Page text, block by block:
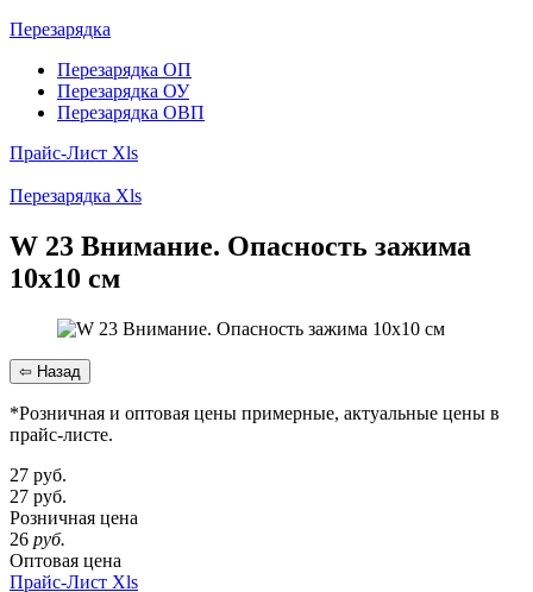
Перезарядка
Перезарядка ОП
Перезарядка ОУ
Перезарядка ОВП
Прайс-Лист Xls
Перезарядка Xls
W 23 Внимание. Опасность зажима
10х10 см
*Розничная и оптовая цены примерные, актуальные цены в
прайс-листе.
27 руб.
27 руб.
Розничная цена
26 руб.
Оптовая цена
Прайс-Лист Xls